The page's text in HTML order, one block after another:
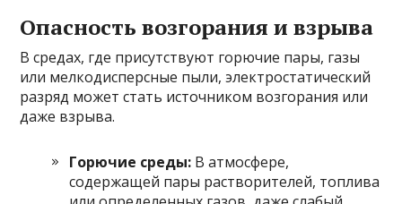
Опасность возгорания и взрыва
В средах, где присутствуют горючие пары, газы
или мелкодисперсные пыли, электростатический
разряд может стать источником возгорания или
даже взрыва.
Горючие среды: В атмосфере,
содержащей пары растворителей, топлива